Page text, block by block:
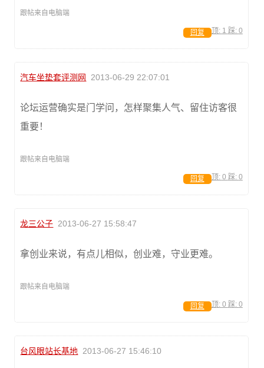
跟帖来自电脑端
顶: 1 踩: 0
回复
汽车坐垫套评测网 2013-06-29 22:07:01
论坛运营确实是门学问，怎样聚集人气、留住访客很
重要！
跟帖来自电脑端
顶: 0 踩: 0
回复
龙三公子 2013-06-27 15:58:47
拿创业来说，有点儿相似，创业难，守业更难。
跟帖来自电脑端
顶: 0 踩: 0
回复
台风眼站长基地 2013-06-27 15:46:10